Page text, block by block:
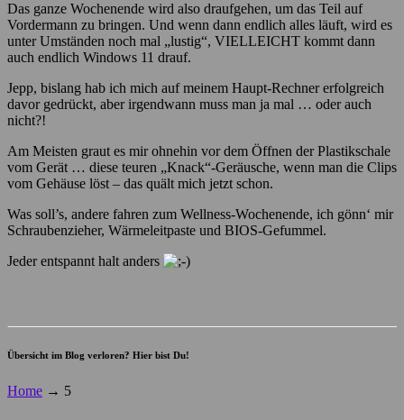
Das ganze Wochenende wird also draufgehen, um das Teil auf
Vordermann zu bringen. Und wenn dann endlich alles läuft, wird es
unter Umständen noch mal „lustig“, VIELLEICHT kommt dann
auch endlich Windows 11 drauf.
Jepp, bislang hab ich mich auf meinem Haupt-Rechner erfolgreich
davor gedrückt, aber irgendwann muss man ja mal … oder auch
nicht?!
Am Meisten graut es mir ohnehin vor dem Öffnen der Plastikschale
vom Gerät … diese teuren „Knack“-Geräusche, wenn man die Clips
vom Gehäuse löst – das quält mich jetzt schon.
Was soll’s, andere fahren zum Wellness-Wochenende, ich gönn‘ mir
Schraubenzieher, Wärmeleitpaste und BIOS-Gefummel.
Jeder entspannt halt anders
Übersicht im Blog verloren? Hier bist Du!
Home → 5